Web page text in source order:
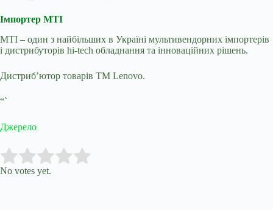
Імпортер MTI
MTI – один з найбільших в Україні мультивендорних імпортерів
і дистрибуторів hi-tech обладнання та інноваційних рішень.
Дистрибʼютор товарів ТМ Lenovo.
“`
Джерело
Rate this item:
No votes yet.